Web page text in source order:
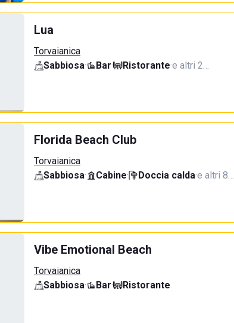
Lua
Torvaianica
Sabbiosa· Bar· Ristorante·e altri 2…
Florida Beach Club
Torvaianica
Sabbiosa· Cabine· Doccia calda·e altri 8…
Vibe Emotional Beach
Torvaianica
Sabbiosa· Bar·
Ristorante